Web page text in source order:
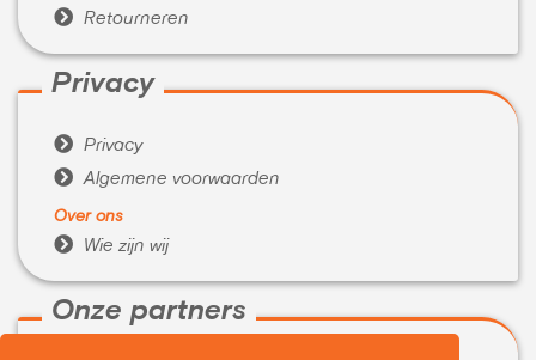
 Retourneren
Privacy
 Privacy
 Algemene voorwaarden
Over ons
 Wie zijn wij
Onze partners